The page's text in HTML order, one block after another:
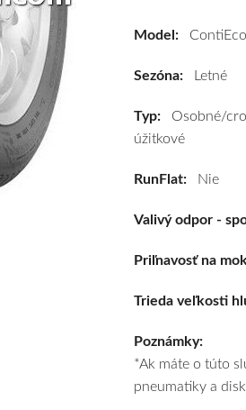
a
Model:
Sezóna: Letné
Typ: Osobné/
úžitkové
RunFlat: Nie
Valivý odpor -
Priľnavosť na
Trieda veľkosti
Poznámky:
*Ak máte o túto
pneumatiky a